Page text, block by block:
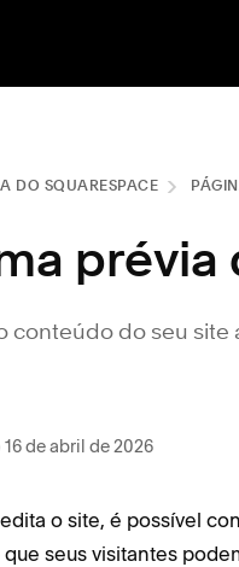
DO SQUARESPACE
prévia
conteúdo do seu
de abril de 2026
o site, é possível
seus visitantes